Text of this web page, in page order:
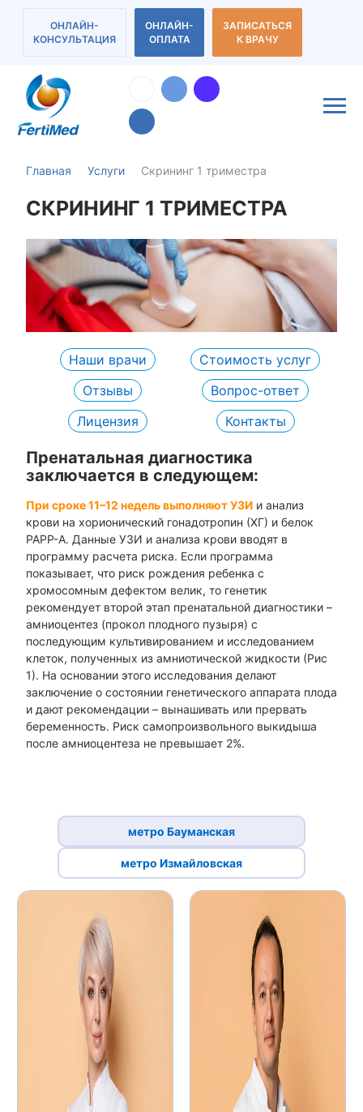
ОНЛАЙН-
КОНСУЛЬТАЦИЯ
ОНЛАЙН-
ОПЛАТА
ЗАПИСАТЬСЯ
К ВРАЧУ
Главная Услуги Скрининг 1 триместра
СКРИНИНГ 1 ТРИМЕСТРА
Наши врачи
Стоимость услуг
Отзывы
Вопрос-ответ
Лицензия
Контакты
Пренатальная диагностика
заключается в следующем:
При сроке 11–12 недель выполняют УЗИ и анализ
крови на хорионический гонадотропин (ХГ) и белок
PAPP-A. Данные УЗИ и анализа крови вводят в
программу расчета риска. Если программа
показывает, что риск рождения ребенка с
хромосомным дефектом велик, то генетик
рекомендует второй этап пренатальной диагностики –
амниоцентез (прокол плодного пузыря) с
последующим культивированием и исследованием
клеток, полученных из амниотической жидкости (Рис
1). На основании этого исследования делают
заключение о состоянии генетического аппарата плода
и дают рекомендации – вынашивать или прервать
беременность. Риск самопроизвольного выкидыша
после амниоцентеза не превышает 2%.
метро Бауманская
метро Измайловская